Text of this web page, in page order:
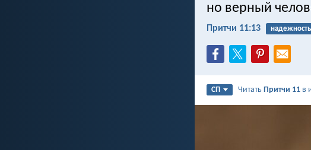
но верный
Притчи 11:13 надежность
СП ЧитатьПритчи 11 в